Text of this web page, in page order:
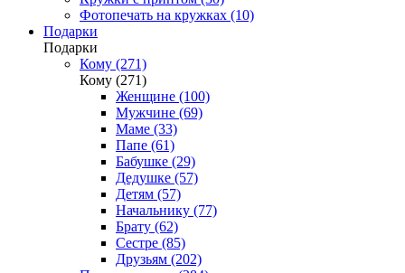
Фотопечать на кружках (10)
Подарки
Подарки
Кому (271)
Кому (271)
Женщине (100)
Мужчине (69)
Маме (33)
Папе (61)
Бабушке (29)
Дедушке (57)
Детям (57)
Начальнику (77)
Брату (62)
Сестре (85)
Друзьям (202)